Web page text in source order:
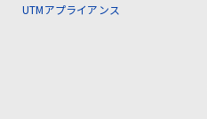
UTMアプライアンス